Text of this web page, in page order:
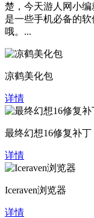
楚，今天游人网小
是一些手机必备的
哦。...
凉鹤美化包
详情
最终幻想16修复补丁
详情
Iceraven浏览器
详情